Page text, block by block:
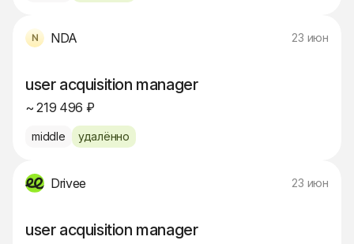
NDA 23 июн
user acquisition manager
~ 219 496 ₽
middle удалённо
Drivee 23 июн
user acquisition manager